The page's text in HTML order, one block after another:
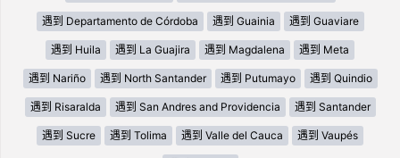
遇到 Departamento de Córdoba 遇到 Guainia 遇到 Guaviare
遇到 Huila 遇到 La Guajira 遇到 Magdalena 遇到 Meta
遇到 Nariño 遇到 North Santander 遇到 Putumayo 遇到 Quindio
遇到 Risaralda 遇到 San Andres and Providencia 遇到 Santander
遇到 Sucre 遇到 Tolima 遇到 Valle del Cauca 遇到 Vaupés